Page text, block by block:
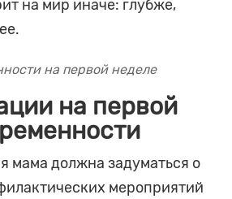
на мир иначе: глубже,
на первой неделе
на первой
мама должна задуматься о
мероприятий